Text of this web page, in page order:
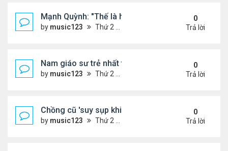
Mạnh Quỳnh: "Thế là hết"
by music123 Thứ 2 Tháng 8 03, 2026 6:56 pm
0
Trả lời
Nam giáo sư trẻ nhất thế giới ở tuổi 18
by music123 Thứ 2 Tháng 8 03, 2026 6:50 pm
0
Trả lời
Chồng cũ 'suy sụp khi biết tin Nicole Kidman có
by music123 Thứ 2 Tháng 8 03, 2026 6:41 pm
0
Trả lời